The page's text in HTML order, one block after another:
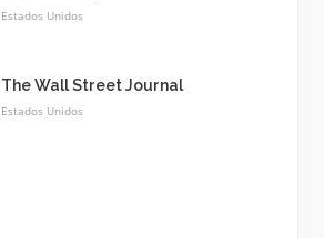
Estados Unidos
The Wall Street Journal
Estados Unidos